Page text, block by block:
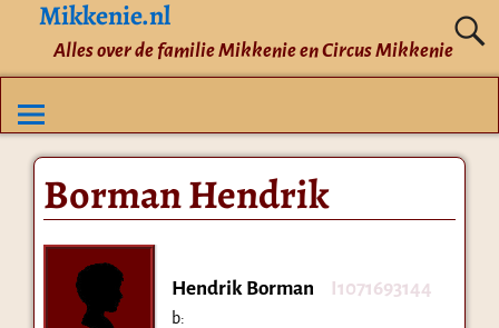
Mikkenie.nl
Alles over de familie Mikkenie en Circus Mikkenie
Borman Hendrik
Hendrik Borman I1071693144
b: